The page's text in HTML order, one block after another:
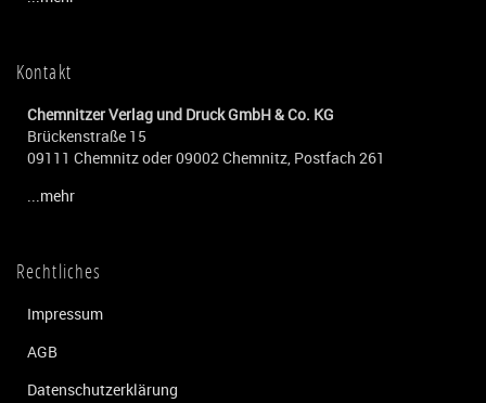
Kontakt
Chemnitzer Verlag und Druck GmbH & Co. KG
Brückenstraße 15
09111 Chemnitz oder 09002 Chemnitz, Postfach 261
...mehr
Rechtliches
Impressum
AGB
Datenschutzerklärung